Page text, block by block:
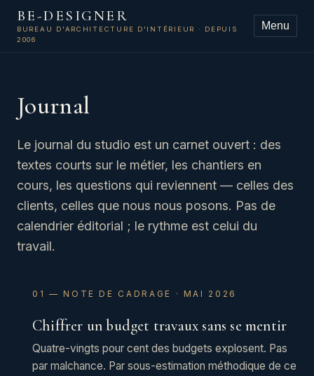
BE-DESIGNER
BUREAU D'ARCHITECTURE D'INTÉRIEUR · DEPUIS
2006
Menu
Journal
Le journal du studio est un carnet ouvert : des
textes courts sur le métier, les chantiers en
cours, les questions qui reviennent — celles des
clients, celles que nous nous posons. Pas de
calendrier éditorial ; le rythme est celui du
travail.
01 — NOTE DE CADRAGE · MAI 2026
Chiffrer un budget travaux sans se mentir
Quatre-vingts pour cent des budgets explosent. Pas
par malchance. Par sous-estimation méthodique de ce